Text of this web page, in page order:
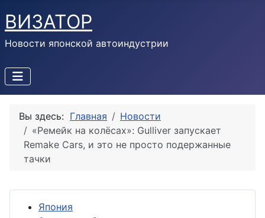
ВИЗАТОР
Новости японской автоиндустрии
Вы здесь: Главная
Новости
«Ремейк на колёсах»: Gulliver запускает
Remake Cars, и это не просто подержанные
тачки
Япония